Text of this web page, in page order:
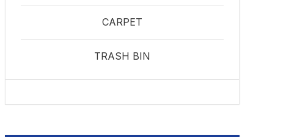
CARPET
TRASH BIN